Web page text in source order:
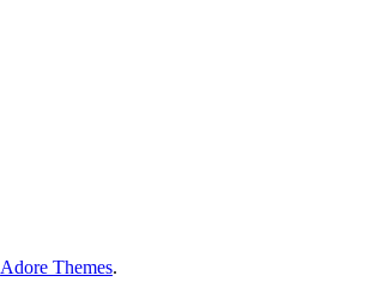
Adore Themes.